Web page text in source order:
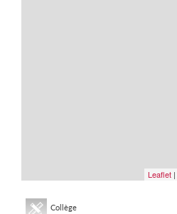
Leaflet |
Collège